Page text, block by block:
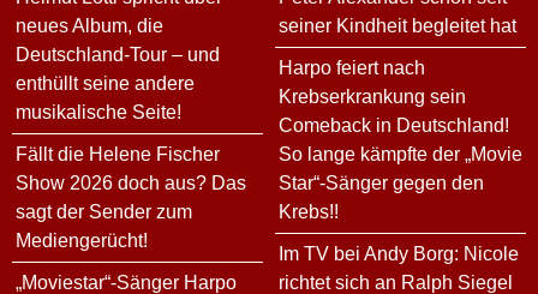
neues Album, die
Deutschland-Tour – und
enthüllt seine andere
musikalische Seite!
Fällt die Helene Fischer
Show 2026 doch aus? Das
sagt der Sender zum
Mediengerücht!
„Moviestar“-Sänger Harpo
seiner Kindheit begleitet hat
Harpo feiert nach
Krebserkrankung sein
Comeback in Deutschland!
So lange kämpfte der „Movie
Star“-Sänger gegen den
Krebs!!
Im TV bei Andy Borg: Nicole
richtet sich an Ralph Siegel